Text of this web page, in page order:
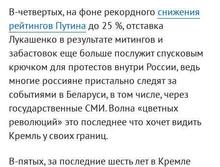
В-четвертых, на фоне рекордного снижения
рейтингов Путина до 25 %, отставка
Лукашенко в результате митингов и
забастовок еще больше послужит спусковым
крючком для протестов внутри России, ведь
многие россияне пристально следят за
событиями в Беларуси, в том числе, через
государственные СМИ. Волна «цветных
революций» это последнее что хочет видить
Кремль у своих границ.
В-пятых, за последние шесть лет в Кремле